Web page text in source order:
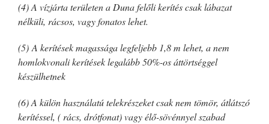
(4) A vízjárta területen a Duna felőli kerítés csak lábazat
nélküli, rácsos, vagy fonatos lehet.
(5) A kerítések magassága legfeljebb 1,8 m lehet, a nem
homlokvonali kerítések legalább 50%-os áttörtséggel
készülhetnek
(6) A külön használatú telekrészeket csak nem tömör, átlátszó
kerítéssel, ( rács, drótfonat) vagy élő-sövénnyel szabad